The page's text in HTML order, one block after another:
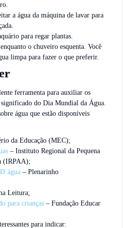
a água da máquina de lavar para
para regar plantas.
o chuveiro esquenta. Você
limpa para fazer o que preferir.
ferramenta para auxiliar os
significado do Dia Mundial da Água.
água que estão disponíveis
da Educação (MEC);
– Instituto Regional da Pequena
(IRPAA);
– Plenarinho
Leitura;
para crianças – Fundação Educar
para indicar: